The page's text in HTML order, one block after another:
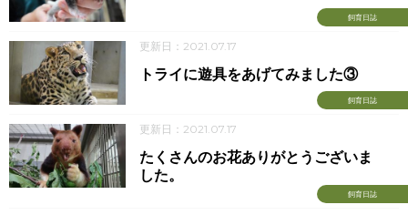
飼育日誌
更新日：2021.07.17
飼育日誌
トライに遊具をあげてみました③
更新日：2021.07.17
飼育日誌
たくさんのお花ありがとうございま
した。